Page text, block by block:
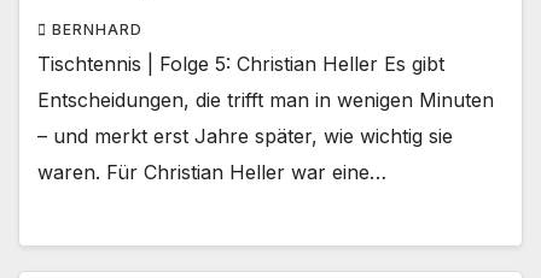
BERNHARD
Tischtennis | Folge 5: Christian Heller Es gibt
Entscheidungen, die trifft man in wenigen Minuten
– und merkt erst Jahre später, wie wichtig sie
waren. Für Christian Heller war eine…